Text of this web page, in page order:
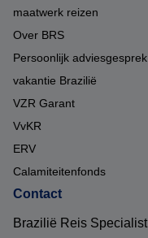
maatwerk reizen
Over BRS
Persoonlijk adviesgesprek
vakantie Brazilië
VZR Garant
VvKR
ERV
Calamiteitenfonds
Contact
Brazilië Reis Specialist